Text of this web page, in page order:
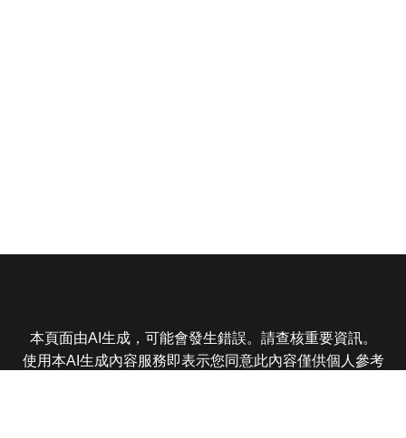
本頁面由AI生成，可能會發生錯誤。請查核重要資訊。
使用本AI生成內容服務即表示您同意此內容僅供個人參考